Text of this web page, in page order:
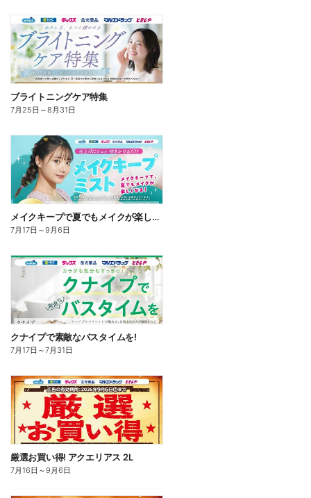
ブライトニングケア特集
7月25日 ～8月31日
メイクキープで夏でもメイクが楽しくなる!
7月17日 ～9月6日
クナイプで素敵なバスタイムを!
7月17日 ～7月31日
厳選お買い得! アクエリアス 2L
7月16日 ～9月6日